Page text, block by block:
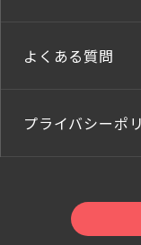
よくある質問
プライバシーポ